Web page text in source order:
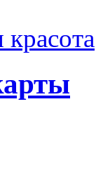
красота